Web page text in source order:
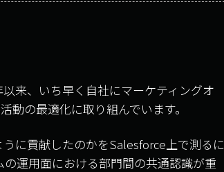
来、いち早く自社にマーケティングオ
の最適化に取り組んでいます。
に貢献したのかをSalesforce上で測るに
運用面における部門間の共通認識が重